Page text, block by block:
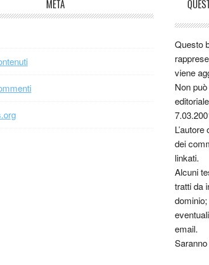
META
Questo
viene
Non
dei
linkati.
Alcuni
tratti da
email.